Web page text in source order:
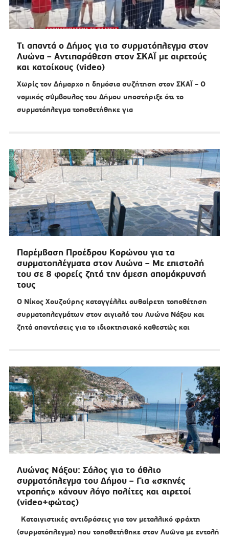
Τι απαντά ο Δήμος για το συρματόπλεγμα στον
Λυώνα – Αντιπαράθεση στον ΣΚΑΪ με αιρετούς
και κατοίκους (video)
Χωρίς τον Δήμαρχο η δημόσια συζήτηση στον ΣΚΑΪ – Ο
νομικός σύμβουλος του Δήμου υποστήριξε ότι το
συρματόπλεγμα τοποθετήθηκε για
Παρέμβαση Προέδρου Κορώνου για τα
συρματοπλέγματα στον Λυώνα – Με επιστολή
του σε 8 φορείς ζητά την άμεση απομάκρυνσή
τους
Ο Νίκος Χουζούρης καταγγέλλει αυθαίρετη τοποθέτηση
συρματοπλεγμάτων στον αιγιαλό του Λυώνα Νάξου και
ζητά απαντήσεις για το ιδιοκτησιακό καθεστώς και
Λυώνας Νάξου: Σάλος για το άθλιο
συρματόπλεγμα του Δήμου – Για «σκηνές
ντροπής» κάνουν λόγο πολίτες και αιρετοί
(video+φώτος)
Καταιγιστικές αντιδράσεις για τον μεταλλικό φράχτη
(συρματόπλεγμα) που τοποθετήθηκε στον Λυώνα με εντολή